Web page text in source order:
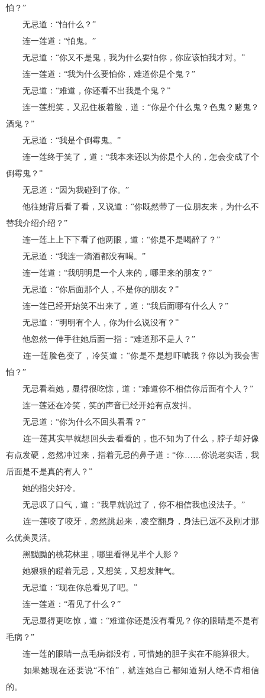
怕？”
无忌道：“怕什么？”
连一莲道：“怕鬼。”
无忌道：“你又不是鬼，我为什么要怕你，你应该怕我才对。”
连一莲道：“我为什么要怕你，难道你是个鬼？”
无忌道：“难道，你还看不出我是个鬼？”
连一莲想笑，又忍住板着脸，道：“你是个什么鬼？色鬼？赌鬼？
酒鬼？”
无忌道：“我是个倒霉鬼。”
连一莲终于笑了，道：“我本来还以为你是个人的，怎会变成了个
倒霉鬼？”
无忌道：“因为我碰到了你。”
他往她背后看了看，又说道：“你既然带了一位朋友来，为什么不
替我介绍介绍？”
连一莲上上下下看了他两眼，道：“你是不是喝醉了？”
无忌道：“我连一滴酒都没有喝。”
连一莲道：“我明明是一个人来的，哪里来的朋友？”
无忌道：“你后面那个人，不是你的朋友？”
连一莲已经开始笑不出来了，道：“我后面哪有什么人？”
无忌道：“明明有个人，你为什么说没有？”
他忽然一伸手往她后面一指：“难道那不是人？”
连一莲脸色变了，冷笑道：“你是不是想吓唬我？你以为我会害
怕？”
无忌看着她，显得很吃惊，道：“难道你不相信你后面有个人？”
连一莲还在冷笑，笑的声音已经开始有点发抖。
无忌道：“你为什么不回头看看？”
连一莲其实早就想回头去看看的，也不知为了什么，脖子却好像
有点发硬，忽然冲过来，指着无忌的鼻子道：“你……你说老实话，我
后面是不是真的有人？”
她的指尖好冷。
无忌叹了口气，道：“我早就说过了，你不相信我也没法子。”
连一莲咬了咬牙，忽然跳起来，凌空翻身，身法已远不及刚才那
么优美灵活。
黑黝黝的桃花林里，哪里看得见半个人影？
她狠狠的瞪着无忌，又想笑，又想发脾气。
无忌道：“现在你总看见了吧。”
连一莲道：“看见了什么？”
无忌显得更吃惊，道：“难道你还是没有看见？你的眼睛是不是有
毛病？”
连一莲的眼睛一点毛病都没有，可惜她的胆子实在不能算很大。
如果她现在还要说“不怕”，就连她自己都知道别人绝不肯相信
的。